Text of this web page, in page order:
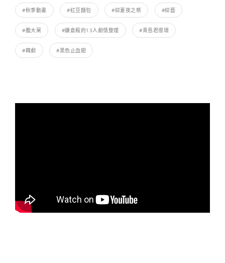
#秋季動畫 #紅豆麵包 #綜夏夜之祭 #綜藝
#膽大黨 #鎌倉殿的13人劇情整理 #青島君很壞
#韓劇 #黑色止血鉗